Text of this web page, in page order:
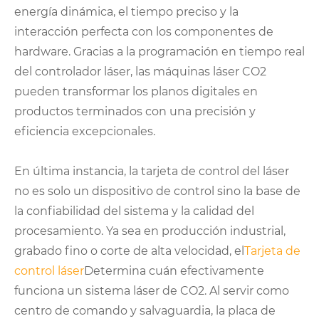
energía dinámica, el tiempo preciso y la
interacción perfecta con los componentes de
hardware. Gracias a la programación en tiempo real
del controlador láser, las máquinas láser CO2
pueden transformar los planos digitales en
productos terminados con una precisión y
eficiencia excepcionales.
En última instancia, la tarjeta de control del láser
no es solo un dispositivo de control sino la base de
la confiabilidad del sistema y la calidad del
procesamiento. Ya sea en producción industrial,
grabado fino o corte de alta velocidad, el Tarjeta de
control láserDetermina cuán efectivamente
funciona un sistema láser de CO2. Al servir como
centro de comando y salvaguardia, la placa de